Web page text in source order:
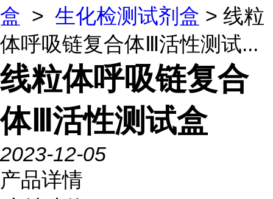
盒 > 生化检测试剂盒 > 线粒
体呼吸链复合体Ⅲ活性测试...
线粒体呼吸链复合
体Ⅲ活性测试盒
2023-12-05
产品详情